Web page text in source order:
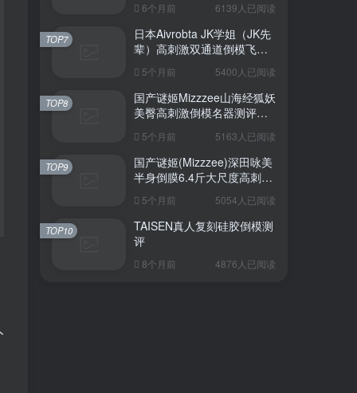
6个月前 6139人已阅读
日本Aivrobta JK学姐（JK先
辈）高刺激双通道倒模飞机
5个月前 5400人已阅读
TOP7
国产谜姬Mizzzee山海经狐妖
美臀高刺激倒模名器测评报
5个月前 5163人已阅读
TOP8
国产谜姬(Mizzzee)深田咏美
半身倒膜6.4斤大尺度高刺激
5个月前 5054人已阅读
TOP9
TAISEN真人复刻硅胶倒模测
评
8个月前 4876人已阅读
TOP10